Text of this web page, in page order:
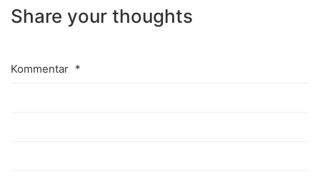
Share your thoughts
Kommentar *